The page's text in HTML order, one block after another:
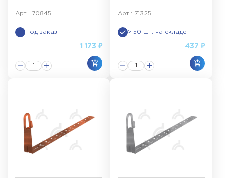
Арт.: 70845
Под заказ
1 173 ₽
Арт.: 71325
> 50 шт. на складе
437 ₽